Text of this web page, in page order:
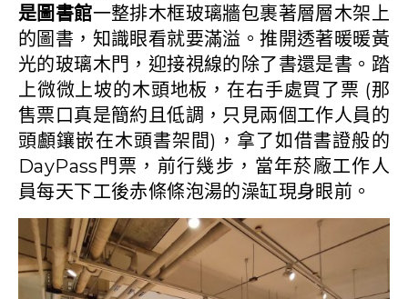
是圖書館一整排木框玻璃牆包裹著層層木架上
的圖書，知識眼看就要滿溢。推開透著暖暖黃
光的玻璃木門，迎接視線的除了書還是書。踏
上微微上坡的木頭地板，在右手處買了票 (那
售票口真是簡約且低調，只見兩個工作人員的
頭顱鑲嵌在木頭書架間)，拿了如借書證般的
DayPass門票，前行幾步，當年菸廠工作人
員每天下工後赤條條泡湯的澡缸現身眼前。